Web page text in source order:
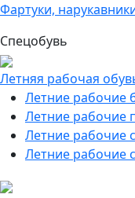
Фартуки,
Спецобувь
Летняя рабочая
Летние рабочие
Летние рабочие
Летние рабочие
Летние рабочие